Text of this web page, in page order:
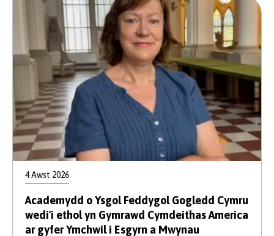
4 Awst 2026
Academydd o Ysgol Feddygol Gogledd Cymru
wedi'i ethol yn Gymrawd Cymdeithas America
ar gyfer Ymchwil i Esgyrn a Mwynau